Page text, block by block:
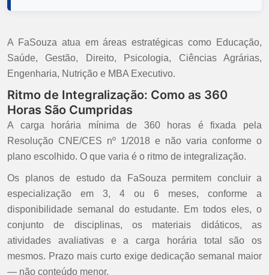
A FaSouza atua em áreas estratégicas como Educação,
Saúde, Gestão, Direito, Psicologia, Ciências Agrárias,
Engenharia, Nutrição e MBA Executivo.
Ritmo de Integralização: Como as 360
Horas São Cumpridas
A carga horária mínima de 360 horas é fixada pela
Resolução CNE/CES nº 1/2018 e não varia conforme o
plano escolhido. O que varia é o ritmo de integralização.
Os planos de estudo da FaSouza permitem concluir a
especialização em 3, 4 ou 6 meses, conforme a
disponibilidade semanal do estudante. Em todos eles, o
conjunto de disciplinas, os materiais didáticos, as
atividades avaliativas e a carga horária total são os
mesmos. Prazo mais curto exige dedicação semanal maior
— não conteúdo menor.